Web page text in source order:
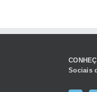
Sociais